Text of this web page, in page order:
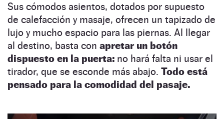
Sus cómodos asientos, dotados por supuesto
de calefacción y masaje, ofrecen un tapizado de
lujo y mucho espacio para las piernas. Al llegar
al destino, basta con apretar un botón
dispuesto en la puerta: no hará falta ni usar el
tirador, que se esconde más abajo. Todo está
pensado para la comodidad del pasaje.